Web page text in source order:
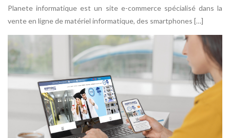
Planete informatique est un site e-commerce spécialisé dans la
vente en ligne de matériel informatique, des smartphones […]